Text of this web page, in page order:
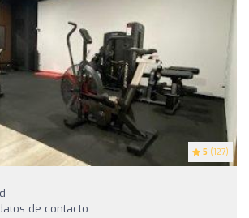
5 (127)
de contacto